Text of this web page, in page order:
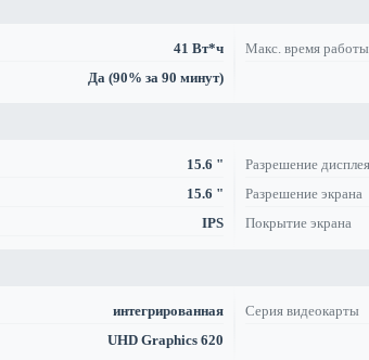
41 Вт*ч Макс. время работы
Да (90% за 90 минут)
15.6 " Разрешение дисплея
15.6 " Разрешение экрана
IPS Покрытие экрана
интегрированная Серия видеокарты
UHD Graphics 620